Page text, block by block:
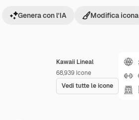
Kawaii Lineal
68,939 Icone
Vedi tutte le icone
Genera con l'IA Modifica icona